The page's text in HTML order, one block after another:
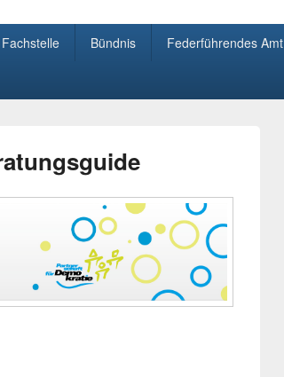
Bündnis Federführendes Amt